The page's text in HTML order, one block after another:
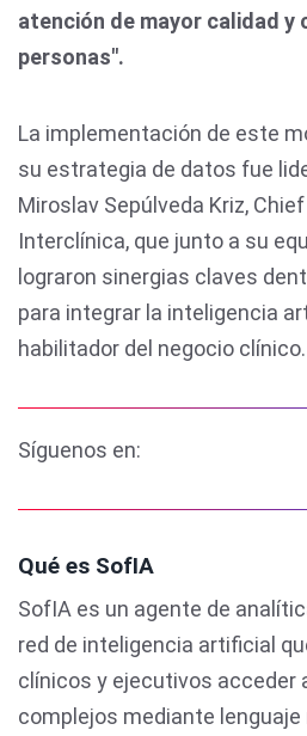
atención de mayor calidad y
personas".
La implementación de este
su estrategia de datos fue
Miroslav Sepúlveda Kriz,
Interclínica, que junto a su
lograron sinergias claves
para integrar la inteligencia
habilitador del negocio clínico.
Síguenos en:
Qué es SofIA
SofIA es un agente de
red de inteligencia artificial
clínicos y ejecutivos acceder
complejos mediante